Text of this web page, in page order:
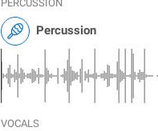
PERCUSSION
Percussion
VOCALS